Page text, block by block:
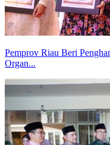
Pemprov Riau Beri
Organ...